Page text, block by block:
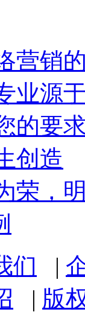
营销
业源
的要
创造
荣，
们 |
| 版